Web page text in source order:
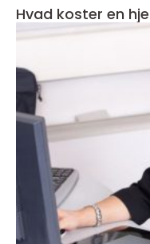
Hvad koster en